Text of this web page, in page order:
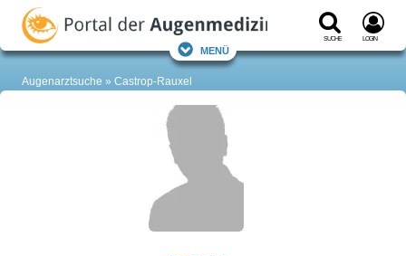
Suche Login
Menü
Augenarztsuche Castrop-Rauxel